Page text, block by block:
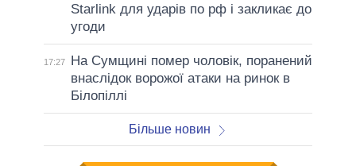
Starlink для ударів по рф і закликає до
угоди
17:27
На Сумщині помер чоловік, поранений
внаслідок ворожої атаки на ринок в
Білопіллі
Більше новин